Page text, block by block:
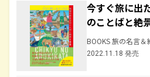
今すぐ旅に出
のことばと絶
BOOKS 旅の名言＆
2022.11.18 発売